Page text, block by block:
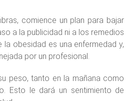
comience un plan para bajar
a la publicidad ni a los remedios
la obesidad es una enfermedad y,
por un profesional.
peso, tanto en la mañana como
Esto le dará un sentimiento de